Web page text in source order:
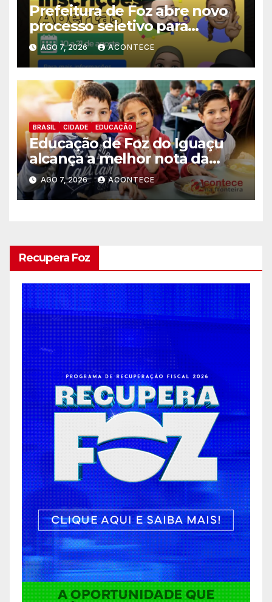
Prefeitura de Foz abre novo
processo seletivo para
estagiários
AGO 7, 2026 ACONTECE
BRASIL CIDADE EDUCAÇÃ0
Educação de Foz do Iguaçu
alcança a melhor nota da
história no IDEB
AGO 7, 2026 ACONTECE
Recupera Foz